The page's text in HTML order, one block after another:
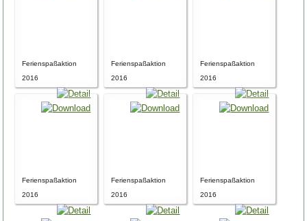
Ferienspaßaktion
2016
Ferienspaßaktion
2016
Ferienspaßaktion
2016
Ferienspaßaktion
2016
Ferienspaßaktion
2016
Ferienspaßaktion
2016